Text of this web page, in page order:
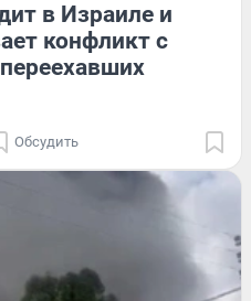
в Израиле и
конфликт с
Обсудить